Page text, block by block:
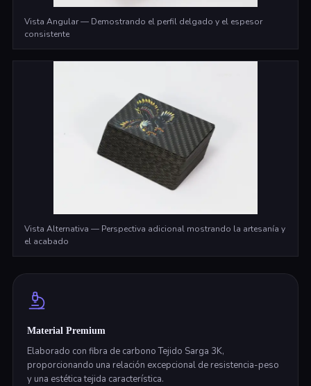
Vista Angular — Demostrando el perfil delgado y el espesor
consistente
Vista Alternativa — Perspectiva adicional mostrando la artesanía y
el acabado
Material Premium
Elaborado con fibra de carbono Tejido Sarga 3K,
proporcionando una relación excepcional de resistencia-peso
y una estética tejida característica.